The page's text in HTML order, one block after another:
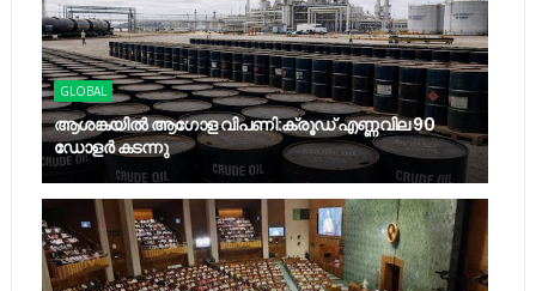
GLOBAL
ആശങ്കയിൽ ആഗോള വിപണി:ക്രൂഡ് എണ്ണവില 90
ഡോളർ കടന്നു